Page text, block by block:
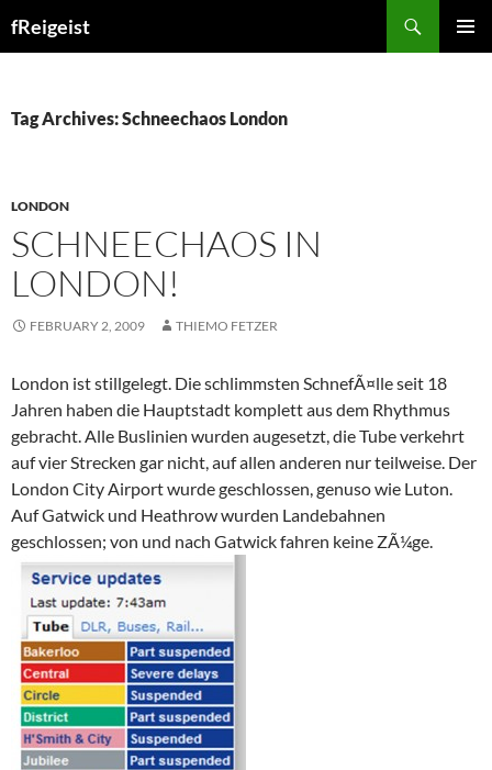
fReigeist
Tag Archives: Schneechaos London
LONDON
SCHNEECHAOS IN
LONDON!
FEBRUARY 2, 2009 THIEMO FETZER
London ist stillgelegt. Die schlimmsten SchnefÃ¤lle seit 18
Jahren haben die Hauptstadt komplett aus dem Rhythmus
gebracht. Alle Buslinien wurden augesetzt, die Tube verkehrt
auf vier Strecken gar nicht, auf allen anderen nur teilweise. Der
London City Airport wurde geschlossen, genuso wie Luton.
Auf Gatwick und Heathrow wurden Landebahnen
geschlossen; von und nach Gatwick fahren keine ZÃ¼ge.